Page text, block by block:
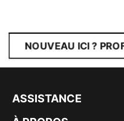
NOUVEAU ICI ?
ASSISTANCE